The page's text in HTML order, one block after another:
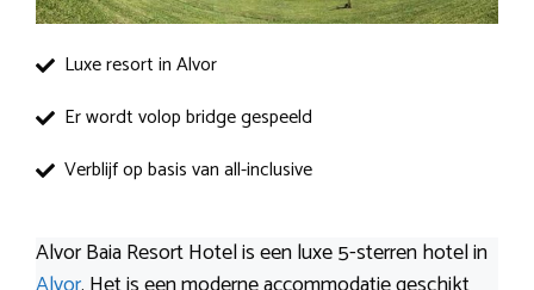
Luxe resort in Alvor
Er wordt volop bridge gespeeld
Verblijf op basis van all-inclusive
Alvor Baia Resort Hotel is een luxe 5-sterren hotel in